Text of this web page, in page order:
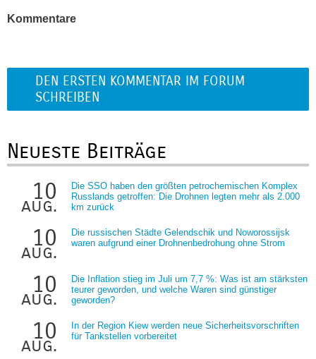
Kommentare
DEN ERSTEN KOMMENTAR IM FORUM
SCHREIBEN
Neueste Beiträge
10
aug.
Die SSO haben den größten petrochemischen Komplex
Russlands getroffen: Die Drohnen legten mehr als 2.000
km zurück
10
aug.
Die russischen Städte Gelendschik und Noworossijsk
waren aufgrund einer Drohnenbedrohung ohne Strom
10
aug.
Die Inflation stieg im Juli um 7,7 %: Was ist am stärksten
teurer geworden, und welche Waren sind günstiger
geworden?
10
aug.
In der Region Kiew werden neue Sicherheitsvorschriften
für Tankstellen vorbereitet